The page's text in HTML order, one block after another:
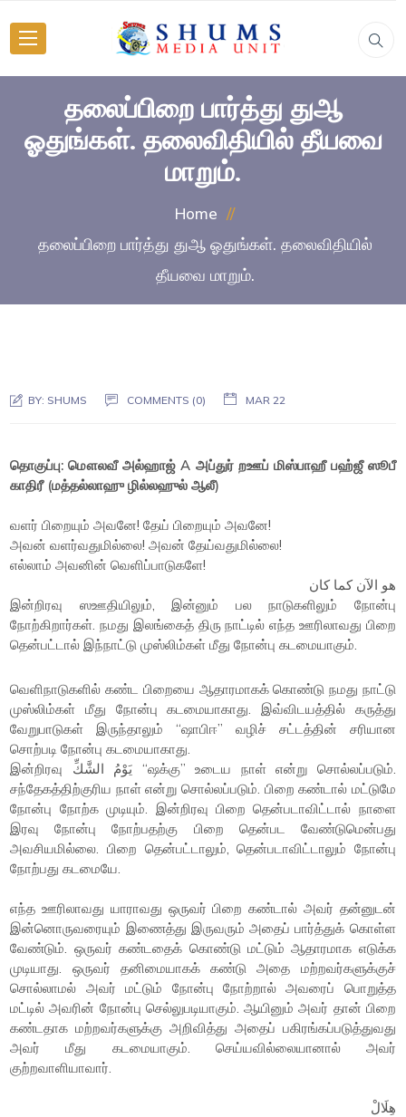
தலைப்பிறை பார்த்து துஆ
ஓதுங்கள். தலைவிதியில் தீயவை
மாறும்.
Home
தலைப்பிறை பார்த்து துஆ ஓதுங்கள். தலைவிதியில்
தீயவை மாறும்.
BY: SHUMS COMMENTS (0) MAR 22
தொகுப்பு: மௌலவீ அல்ஹாஜ் A அப்துர் றஊப் மிஸ்பாஹீ பஹ்ஜீ ஸூபீ
காதிரீ (மத்தல்லாஹு ழில்லஹுல் ஆலீ)
வளர் பிறையும் அவனே! தேய் பிறையும் அவனே!
அவன் வளர்வதுமில்லை! அவன் தேய்வதுமில்லை!
எல்லாம் அவனின் வெளிப்பாடுகளே!
هو الآن كما كان
இன்றிரவு ஸஊதியிலும், இன்னும் பல நாடுகளிலும் நோன்பு
நோற்கிறார்கள். நமது இலங்கைத் திரு நாட்டில் எந்த ஊரிலாவது பிறை
தென்பட்டால் இந்நாட்டு முஸ்லிம்கள் மீது நோன்பு கடமையாகும்.
வெளிநாடுகளில் கண்ட பிறையை ஆதாரமாகக் கொண்டு நமது நாட்டு
முஸ்லிம்கள் மீது நோன்பு கடமையாகாது. இவ்விடயத்தில் கருத்து
வேறுபாடுகள் இருந்தாலும் “ஷாபிஈ” வழிச் சட்டத்தின் சரியான
சொற்படி நோன்பு கடமையாகாது.
இன்றிரவு يَوْمُ الشَّكِّ “ஷக்கு” உடைய நாள் என்று சொல்லப்படும்.
சந்தேகத்திற்குரிய நாள் என்று சொல்லப்படும். பிறை கண்டால் மட்டுமே
நோன்பு நோற்க முடியும். இன்றிரவு பிறை தென்படாவிட்டால் நாளை
இரவு நோன்பு நோற்பதற்கு பிறை தென்பட வேண்டுமென்பது
அவசியமில்லை. பிறை தென்பட்டாலும், தென்படாவிட்டாலும் நோன்பு
நோற்பது கடமையே.
எந்த ஊரிலாவது யாராவது ஒருவர் பிறை கண்டால் அவர் தன்னுடன்
இன்னொருவரையும் இணைத்து இருவரும் அதைப் பார்த்துக் கொள்ள
வேண்டும். ஒருவர் கண்டதைக் கொண்டு மட்டும் ஆதாரமாக எடுக்க
முடியாது. ஒருவர் தனிமையாகக் கண்டு அதை மற்றவர்களுக்குச்
சொல்லாமல் அவர் மட்டும் நோன்பு நோற்றால் அவரைப் பொறுத்த
மட்டில் அவரின் நோன்பு செல்லுபடியாகும். ஆயினும் அவர் தான் பிறை
கண்டதாக மற்றவர்களுக்கு அறிவித்து அதைப் பகிரங்கப்படுத்துவது
அவர் மீது கடமையாகும். செய்யவில்லையானால் அவர்
குற்றவாளியாவார்.
هِلَالْ